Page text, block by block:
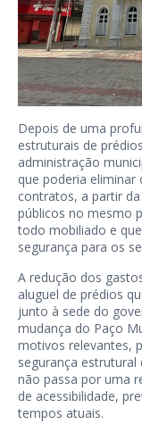
Depois de uma
estruturais de
administração
que poderia eliminar
contratos, a partir
públicos no mesmo
todo mobiliado e
segurança para os
A redução dos
aluguel de prédios
junto à sede do
mudança do Paço
motivos relevantes,
segurança
não passa por uma
de acessibilidade,
tempos atuais.